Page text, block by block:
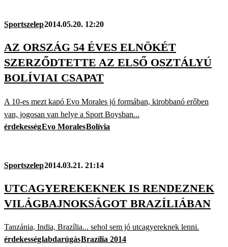
Sportszelep2014.05.20. 12:20
AZ ORSZÁG 54 ÉVES ELNÖKÉT
SZERZŐDTETTE AZ ELSŐ OSZTÁLYÚ
BOLÍVIAI CSAPAT
A 10-es mezt kapó Evo Morales jó formában, kirobbanó erőben
van, jogosan van helye a Sport Boysban...
érdekességEvo MoralesBolívia
Sportszelep2014.03.21. 21:14
UTCAGYEREKEKNEK IS RENDEZNEK
VILÁGBAJNOKSÁGOT BRAZÍLIÁBAN
Tanzánia, India, Brazília... sehol sem jó utcagyereknek lenni.
érdekességlabdarúgásBrazília 2014